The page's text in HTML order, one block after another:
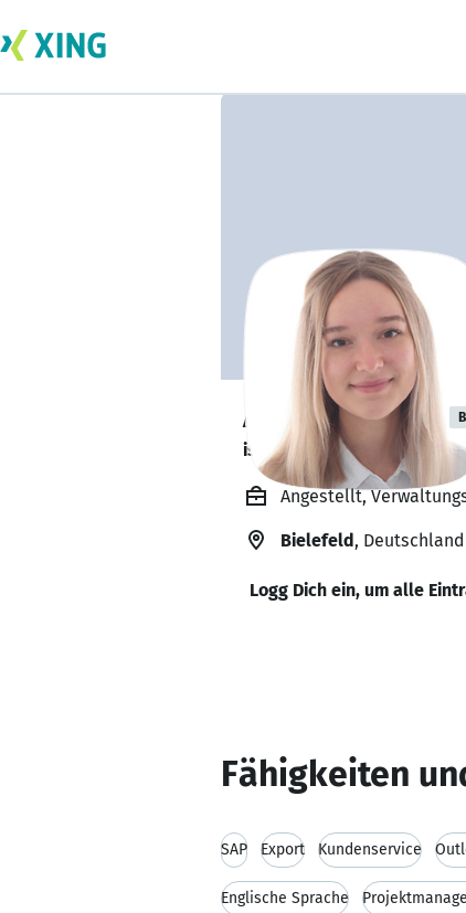
Alienna Kirste
ist offen für Projekte. 🔎
Angestellt,
Bielefeld, Deutschland
Logg Dich ein, um alle
Fähigkeiten
SAP Export Kundenservice
Englische Sprache